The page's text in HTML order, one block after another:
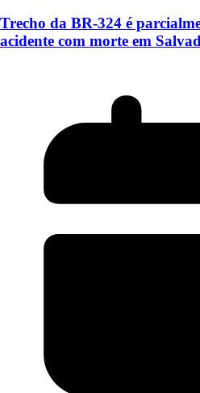
Trecho da BR-324 é
acidente com morte em